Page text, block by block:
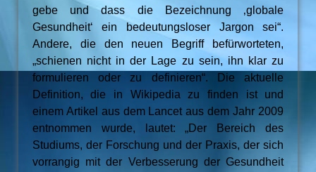
gebe und dass die Bezeichnung ‚globale
Gesundheit‘ ein bedeutungsloser Jargon sei“.
Andere, die den neuen Begriff befürworteten,
„schienen nicht in der Lage zu sein, ihn klar zu
formulieren oder zu definieren“. Die aktuelle
Definition, die in Wikipedia zu finden ist und
einem Artikel aus dem Lancet aus dem Jahr 2009
entnommen wurde, lautet: „Der Bereich des
Studiums, der Forschung und der Praxis, der sich
vorrangig mit der Verbesserung der Gesundheit